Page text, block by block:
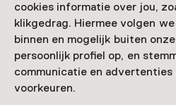
cookies informatie over jou,
klikgedrag. Hiermee volgen
binnen en mogelijk buiten
persoonlijk profiel op, en
communicatie en advertenties
voorkeuren.
Nog meer